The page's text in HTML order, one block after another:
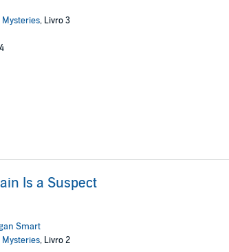
, Livro 3
Is a Suspect
Smart
, Livro 2